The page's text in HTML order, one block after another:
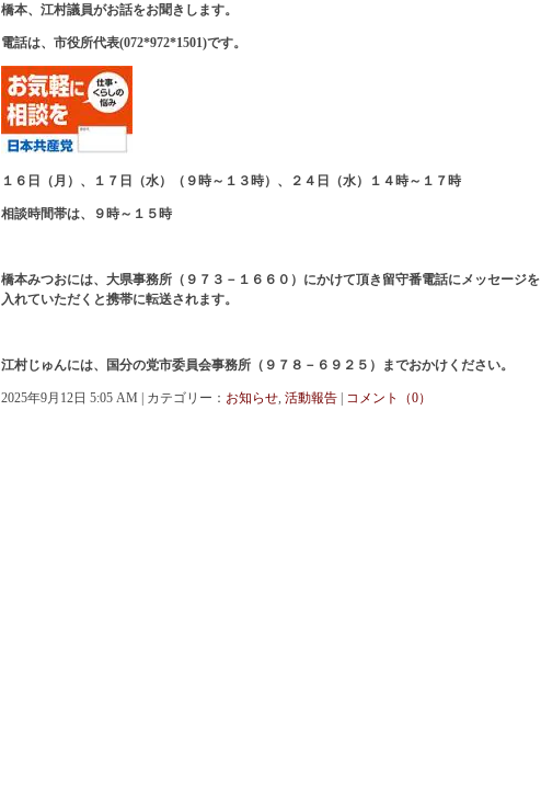
橋本、江村議員がお話をお聞きします。
電話は、市役所代表(072*972*1501)です。
１６日（月）、１７日（水）（９時～１３時）、２４日（水）１４時～１７時
相談時間帯は、９時～１５時
橋本みつおには、大県事務所（９７３－１６６０）にかけて頂き留守番電話にメッセージを
入れていただくと携帯に転送されます。
江村じゅんには、国分の党市委員会事務所（９７８－６９２５）までおかけください。
2025年9月12日 5:05 AM | カテゴリー： お知らせ, 活動報告 コメント（0）